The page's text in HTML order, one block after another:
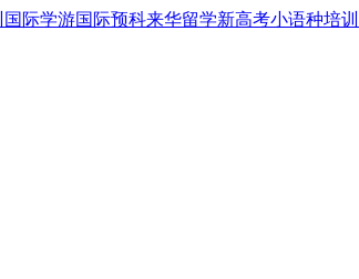
国际学游国际预科来华留学新高考小语种培训